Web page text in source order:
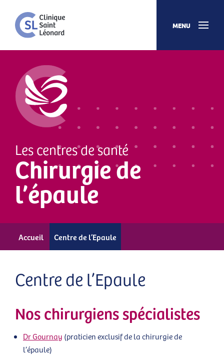
MENU
Les centres de santé
Chirurgie de
l’épaule
Accueil Centre de l’Epaule
Centre de l’Epaule
Nos chirurgiens spécialistes
Dr Gournay (praticien exclusif de la chirurgie de
l’épaule)